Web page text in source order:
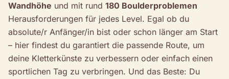
Wandhöhe und mit rund 180 Boulderproblemen
Herausforderungen für jedes Level. Egal ob du
absolute/r Anfänger/in bist oder schon länger am Start
– hier findest du garantiert die passende Route, um
deine Kletterkünste zu verbessern oder einfach einen
sportlichen Tag zu verbringen. Und das Beste: Du